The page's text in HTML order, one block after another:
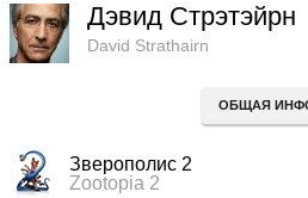
Дэвид Стрэтэйрн
David Strathairn
ОБЩАЯ
Зверополис 2
Zootopia 2